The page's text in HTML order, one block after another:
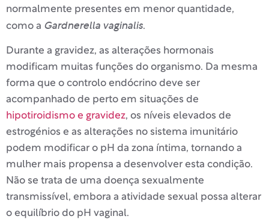
normalmente presentes em menor quantidade,
como a Gardnerella vaginalis.
Durante a gravidez, as alterações hormonais
modificam muitas funções do organismo. Da mesma
forma que o controlo endócrino deve ser
acompanhado de perto em situações de
hipotiroidismo e gravidez, os níveis elevados de
estrogénios e as alterações no sistema imunitário
podem modificar o pH da zona íntima, tornando a
mulher mais propensa a desenvolver esta condição.
Não se trata de uma doença sexualmente
transmissível, embora a atividade sexual possa alterar
o equilíbrio do pH vaginal.